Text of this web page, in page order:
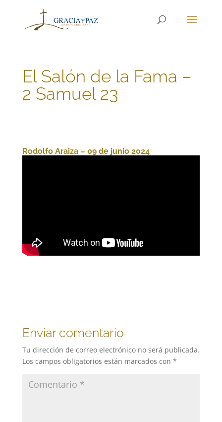
El Salón de la Fama –
2 Samuel 23
Rodolfo Araiza – 09 de junio 2024
Enviar comentario
Tu dirección de correo electrónico no será publicada.
Los campos obligatorios están marcados con *